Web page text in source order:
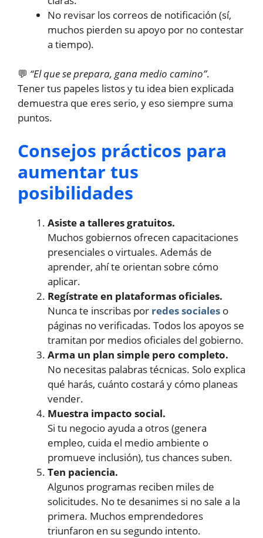
No revisar los correos de notificación (sí,
muchos pierden su apoyo por no contestar
a tiempo).
💬 “El que se prepara, gana medio camino”.
Tener tus papeles listos y tu idea bien explicada
demuestra que eres serio, y eso siempre suma
puntos.
Consejos prácticos para
aumentar tus
posibilidades
Asiste a talleres gratuitos.
Muchos gobiernos ofrecen capacitaciones
presenciales o virtuales. Además de
aprender, ahí te orientan sobre cómo
aplicar.
Regístrate en plataformas oficiales.
Nunca te inscribas por redes sociales o
páginas no verificadas. Todos los apoyos se
tramitan por medios oficiales del gobierno.
Arma un plan simple pero completo.
No necesitas palabras técnicas. Solo explica
qué harás, cuánto costará y cómo planeas
vender.
Muestra impacto social.
Si tu negocio ayuda a otros (genera
empleo, cuida el medio ambiente o
promueve inclusión), tus chances suben.
Ten paciencia.
Algunos programas reciben miles de
solicitudes. No te desanimes si no sale a la
primera. Muchos emprendedores
triunfaron en su segundo intento.